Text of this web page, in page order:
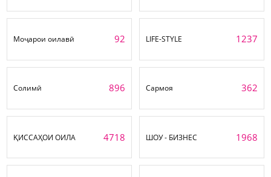
Моҷарои оилавӣ 92 LIFE-STYLE 1237
Солимӣ 896 Сармоя 362
ҚИССАҲОИ ОИЛА 4718 ШОУ - БИЗНЕС 1968